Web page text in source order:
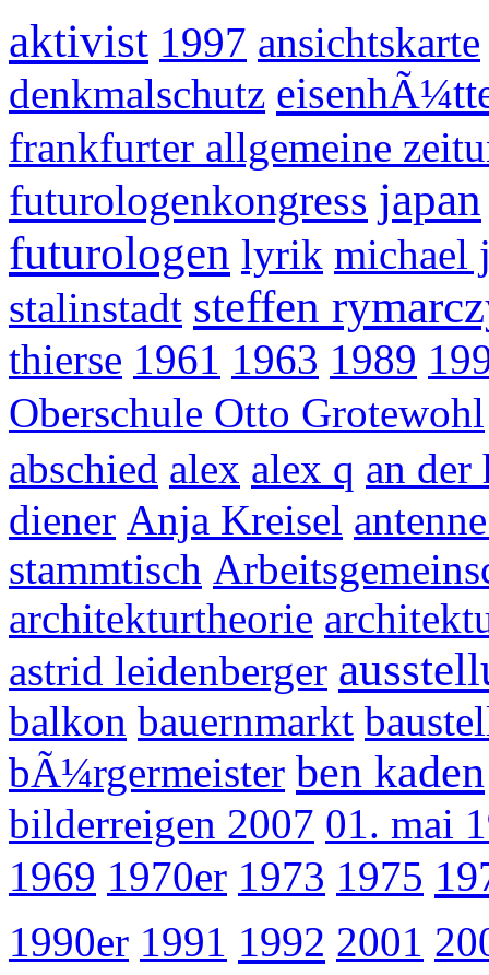
aktivist 1997 ansichtskarte
denkmalschutz
frankfurter allgemeine
futurologenkongress japan
futurologen lyrik michael
stalinstadt steffen
thierse 1961 1963 1989
Oberschule Otto Grotewohl
abschied alex alex q an
diener Anja Kreisel
stammtisch
architekturtheorie
astrid leidenberger
balkon bauernmarkt
bÃ¼rgermeister ben kaden
bilderreigen 2007 01. mai
1969 1970er 1973 1975
1990er 1991 1992 2001